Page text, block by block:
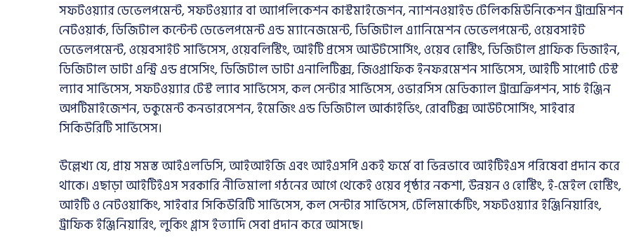
সফটওয়্যার ডেভেলপমেন্ট, সফটওয়্যার বা অ্যাপলিকেশন কাস্টমাইজেশন, ন্যাশনওয়াইড টেলিকমিউনিকেশন ট্রান্সমিশন
নেটওয়ার্ক, ডিজিটাল কন্টেন্ট ডেভেলপমেন্ট এন্ড ম্যানেজমেন্ট, ডিজিটাল এ্যানিমেশন ডেভেলপমেন্ট, ওয়েবসাইট
ডেভেলপমেন্ট, ওয়েবসাইট সার্ভিসেস, ওয়েবলিস্টিং, আইটি প্রসেস আউটসোর্সিং, ওয়েব হোস্টিং, ডিজিটাল গ্রাফিক ডিজাইন,
ডিজিটাল ডাটা এন্ট্রি এন্ড প্রসেসিং, ডিজিটাল ডাটা এনালিটিক্স, জিওগ্রাফিক ইনফরমেশন সার্ভিসেস, আইটি সাপোর্ট টেস্ট
ল্যাব সার্ভিসেস, সফটওয়্যার টেস্ট ল্যাব সার্ভিসেস, কল সেন্টার সার্ভিসেস, ওভারসিস মেডিক্যাল ট্রান্সক্রিপশন, সার্চ ইঞ্জিন
অপটিমাইজেশন, ডকুমেন্ট কনভারসেশন, ইমেজিং এন্ড ডিজিটাল আর্কাইভিং, রোবটিক্স আউটসোর্সিং, সাইবার
সিকিউরিটি সার্ভিসেস।
উল্লেখ্য যে, প্রায় সমস্ত আইএলডিসি, আইআইজি এবং আইএসপি একই ফর্মে বা ভিন্নভাবে আইটিইএস পরিষেবা প্রদান করে
থাকে। এছাড়া আইটিইএস সরকারি নীতিমালা গঠনের আগে থেকেই ওয়েব পৃষ্ঠার নকশা, উন্নয়ন ও হোস্টিং, ই-মেইল হোস্টিং,
আইটি ও নেটওয়ার্কিং, সাইবার সিকিউরিটি সার্ভিসেস, কল সেন্টার সার্ভিসেস, টেলিমার্কেটিং, সফটওয়্যার ইঞ্জিনিয়ারিং,
ট্রাফিক ইঞ্জিনিয়ারিং, লুকিং গ্লাস ইত্যাদি সেবা প্রদান করে আসছে।